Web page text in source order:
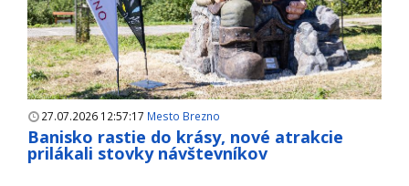
27.07.2026 12:57:17 Mesto Brezno
Banisko rastie do krásy, nové atrakcie
prilákali stovky návštevníkov